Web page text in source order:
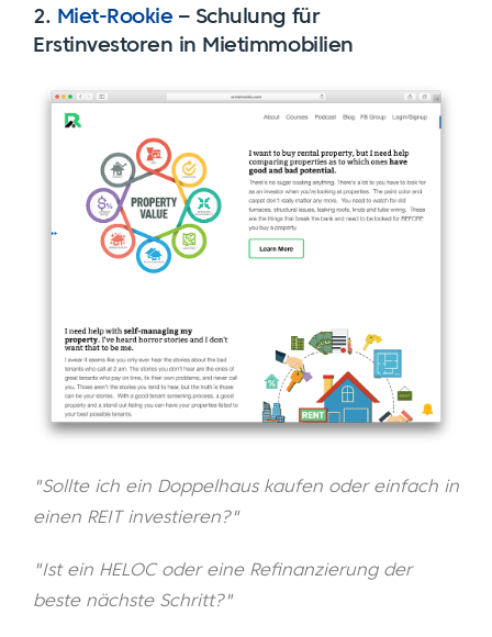
2. Miet-Rookie – Schulung für
Erstinvestoren in Mietimmobilien
"Sollte ich ein Doppelhaus kaufen oder einfach in
einen REIT investieren?"
"Ist ein HELOC oder eine Refinanzierung der
beste nächste Schritt?"